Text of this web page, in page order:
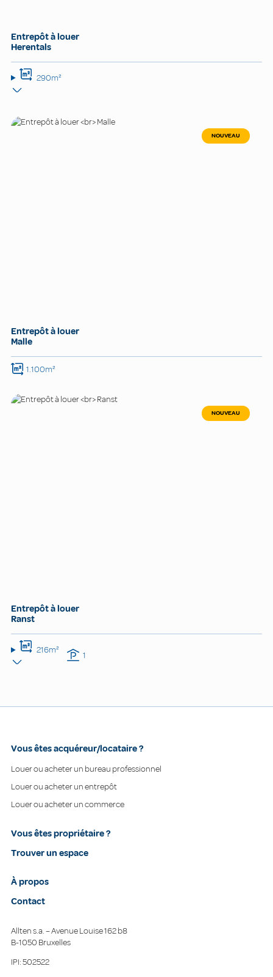
Entrepôt à louer
Herentals
290m²
NOUVEAU
Entrepôt à louer
Malle
1.100m²
NOUVEAU
Entrepôt à louer
Ranst
216m² 1
Vous êtes acquéreur/locataire ?
Louer ou acheter un bureau professionnel
Louer ou acheter un entrepôt
Louer ou acheter un commerce
Vous êtes propriétaire ?
Trouver un espace
À propos
Contact
Allten s.a. – Avenue Louise 162 b8
B-1050 Bruxelles
IPI: 502522